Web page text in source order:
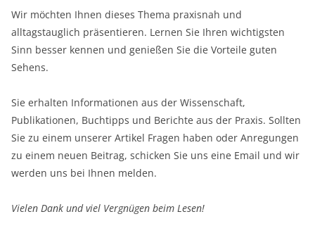
Wir möchten Ihnen dieses Thema praxisnah und
alltagstauglich präsentieren. Lernen Sie Ihren wichtigsten
Sinn besser kennen und genießen Sie die Vorteile guten
Sehens.
Sie erhalten Informationen aus der Wissenschaft,
Publikationen, Buchtipps und Berichte aus der Praxis. Sollten
Sie zu einem unserer Artikel Fragen haben oder Anregungen
zu einem neuen Beitrag, schicken Sie uns eine Email und wir
werden uns bei Ihnen melden.
Vielen Dank und viel Vergnügen beim Lesen!